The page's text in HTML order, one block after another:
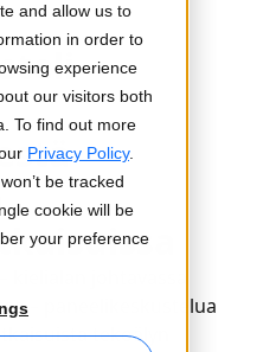
and allow us to
in order to
experience
our visitors both
To find out more
Privacy Policy.
be tracked
cookie will be
your preference
tarkkuus
tahansa
kielialan johtavassa
– paneelikeskustelua
tekoälyn